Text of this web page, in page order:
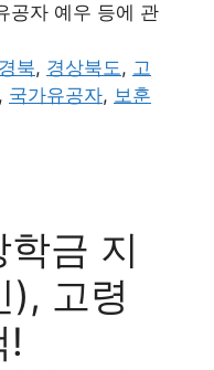
공자 예우 등에 관
경북, 경상북도, 고
, 국가유공자, 보훈
금 지
), 고령
!